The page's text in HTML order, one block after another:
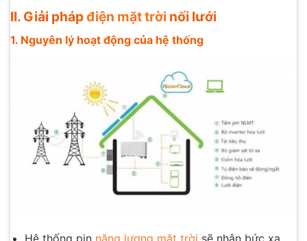
II. Giải phápđiện mặt trời nối lưới
1. Nguyên lý hoạt động của hệ thống
Hệ thống pin năng lượng mặt trời sẽ nhận bức xạ